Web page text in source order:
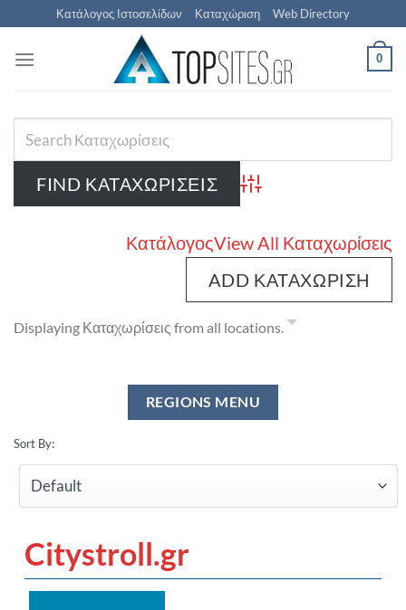
Μετάβαση
στο
περιεχόμενο
Κατάλογος Ιστοσελίδων Καταχώριση Web Directory
0
Advanced Search
ΚατάλογοςView All Καταχωρίσεις
ADD ΚΑΤΑΧΏΡΙΣΗ
Displaying Καταχωρίσεις from all locations.
Sort By:
Citystroll.gr